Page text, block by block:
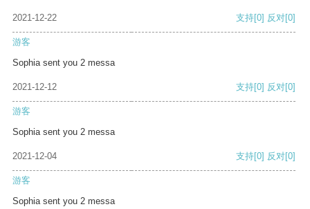
2021-12-22 支持[0] 反对[0]
游客
Sophia sent you 2 messa
2021-12-12 支持[0] 反对[0]
游客
Sophia sent you 2 messa
2021-12-04 支持[0] 反对[0]
游客
Sophia sent you 2 messa